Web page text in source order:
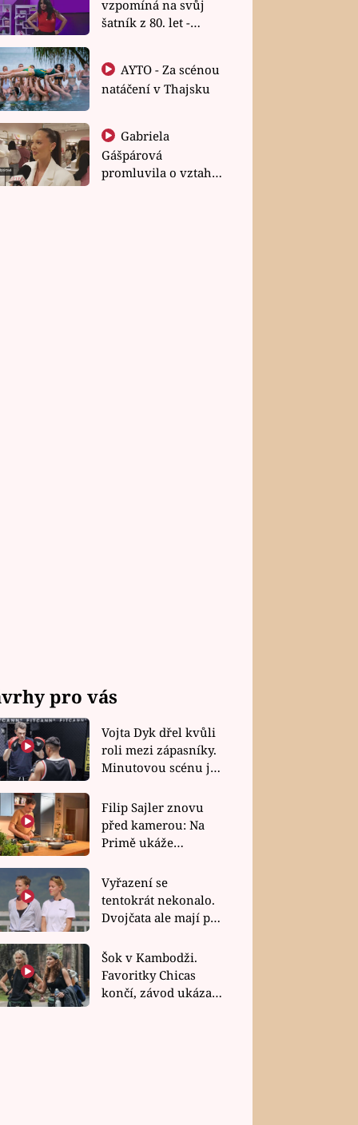
vzpomíná na svůj
šatník z 80. let -
natáčení v Thajsku
Gabriela
Gášpárová
promluvila o vztahu
pro vás
Vojta Dyk dřel kvůli
roli mezi zápasníky.
Minutovou scénu jel
Filip Sajler znovu
před kamerou: Na
Primě ukáže
rychlé recepty
Vyřazení se
tentokrát nekonalo.
Dvojčata ale mají po
závodu nůž na krku
Šok v Kambodži.
Favoritky Chicas
končí, závod ukázal